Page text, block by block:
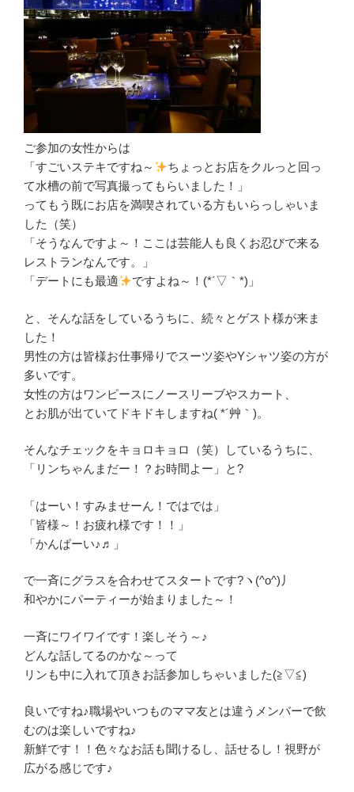
ご参加の女性からは
「すごいステキですね～
ちょっとお店をクルっと回っ
て水槽の前で写真撮ってもらいました！」
ってもう既にお店を満喫されている方もいらっしゃいま
した（笑）
「そうなんですよ～！ここは芸能人も良くお忍びで来る
レストランなんです。」
「デートにも最適
ですよね～！(*´▽｀*)」
と、そんな話をしているうちに、続々とゲスト様が来ま
した！
男性の方は皆様お仕事帰りでスーツ姿やYシャツ姿の方が
多いです。
女性の方はワンピースにノースリーブやスカート、
とお肌が出ていてドキドキしますね( *´艸｀)。
そんなチェックをキョロキョロ（笑）しているうちに、
「リンちゃんまだー！？お時間よー」と?
「はーい！すみませーん！ではでは」
「皆様～！お疲れ様です！！」
「かんぱーい♪♬」
で一斉にグラスを合わせてスタートです?ヽ(^o^)丿
和やかにパーティーが始まりました～！
一斉にワイワイです！楽しそう～♪
どんな話してるのかな～って
リンも中に入れて頂きお話参加しちゃいました(≧▽≦)
良いですね♪職場やいつものママ友とは違うメンバーで飲
むのは楽しいですね♪
新鮮です！！色々なお話も聞けるし、話せるし！視野が
広がる感じです♪